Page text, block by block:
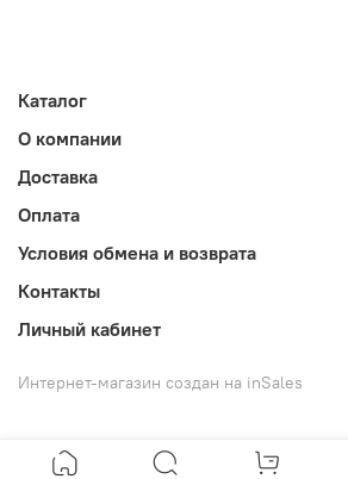
Каталог
О компании
Доставка
Оплата
Условия обмена и возврата
Контакты
Личный кабинет
Интернет-магазин создан на inSales